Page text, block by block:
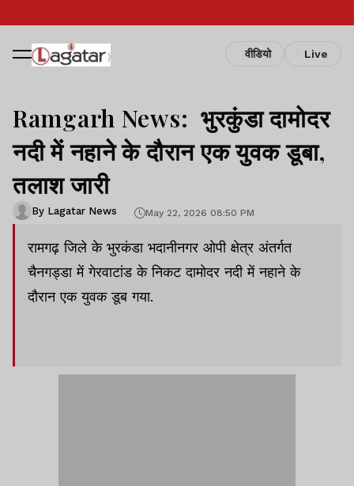
वीडियो Live
Ramgarh News: भुरकुंडा दामोदर
नदी में नहाने के दौरान एक युवक डूबा,
तलाश जारी
By Lagatar News May 22, 2026 08:50 PM
रामगढ़ जिले के भुरकंडा भदानीनगर ओपी क्षेत्र अंतर्गत
चैनगड्डा में गेरवाटांड के निकट दामोदर नदी में नहाने के
दौरान एक युवक डूब गया.